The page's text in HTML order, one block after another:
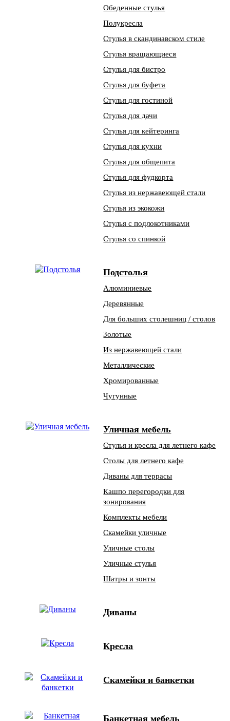
Обеденные стулья
Полукресла
Стулья в скандинавском стиле
Стулья вращающиеся
Стулья для бистро
Стулья для буфета
Стулья для гостиной
Стулья для дачи
Стулья для кейтеринга
Стулья для кухни
Стулья для общепита
Стулья для фудкорта
Стулья из нержавеющей стали
Стулья из экокожи
Стулья с подлокотниками
Стулья со спинкой
Подстолья
Алюминиевые
Деревянные
Для больших столешниц / столов
Золотые
Из нержавеющей стали
Металлические
Хромированные
Чугунные
Уличная мебель
Стулья и кресла для летнего кафе
Столы для летнего кафе
Диваны для террасы
Кашпо перегородки для
зонирования
Комплекты мебели
Скамейки уличные
Уличные столы
Уличные стулья
Шатры и зонты
Диваны
Кресла
Скамейки и банкетки
Банкетная мебель